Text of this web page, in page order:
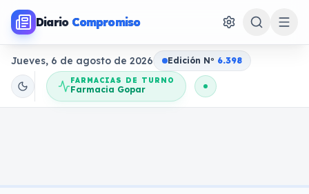
Diario Compromiso
Jueves, 6 de agosto de 2026 Edición No 6.398
FARMACIAS DE TURNO
Farmacia Gopar